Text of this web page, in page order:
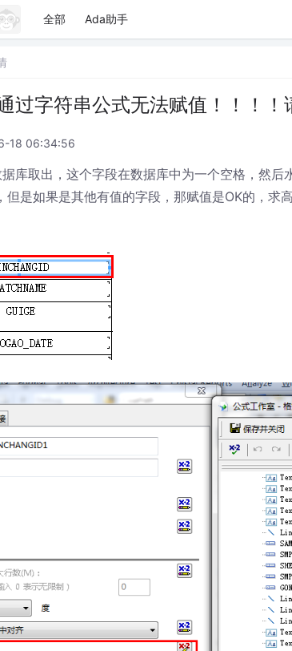
全部 Ada助手
过字符串公式无法赋值！！！
18 06:34:56
库取出，这个字段在数据库中为一个空格，然
但是如果是其他有值的字段，那赋值是OK的，求